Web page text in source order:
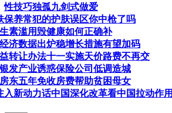
性技巧独孤九剑式做爱
保养常犯的护肤误区你中枪了吗
素滥用毁健康如何正确补
济数据出炉稳增长措施有望加码
转让办法十一实施天价路费不再交
发产业诱惑保险公司低调造城
东五年免收房费帮助贫困母女
入新动力话中国深化改革看中国拉动作用